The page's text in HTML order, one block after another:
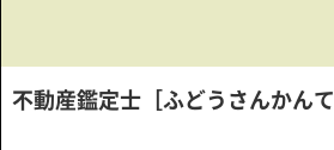
不動産鑑定士［ ふどう さ んかんて